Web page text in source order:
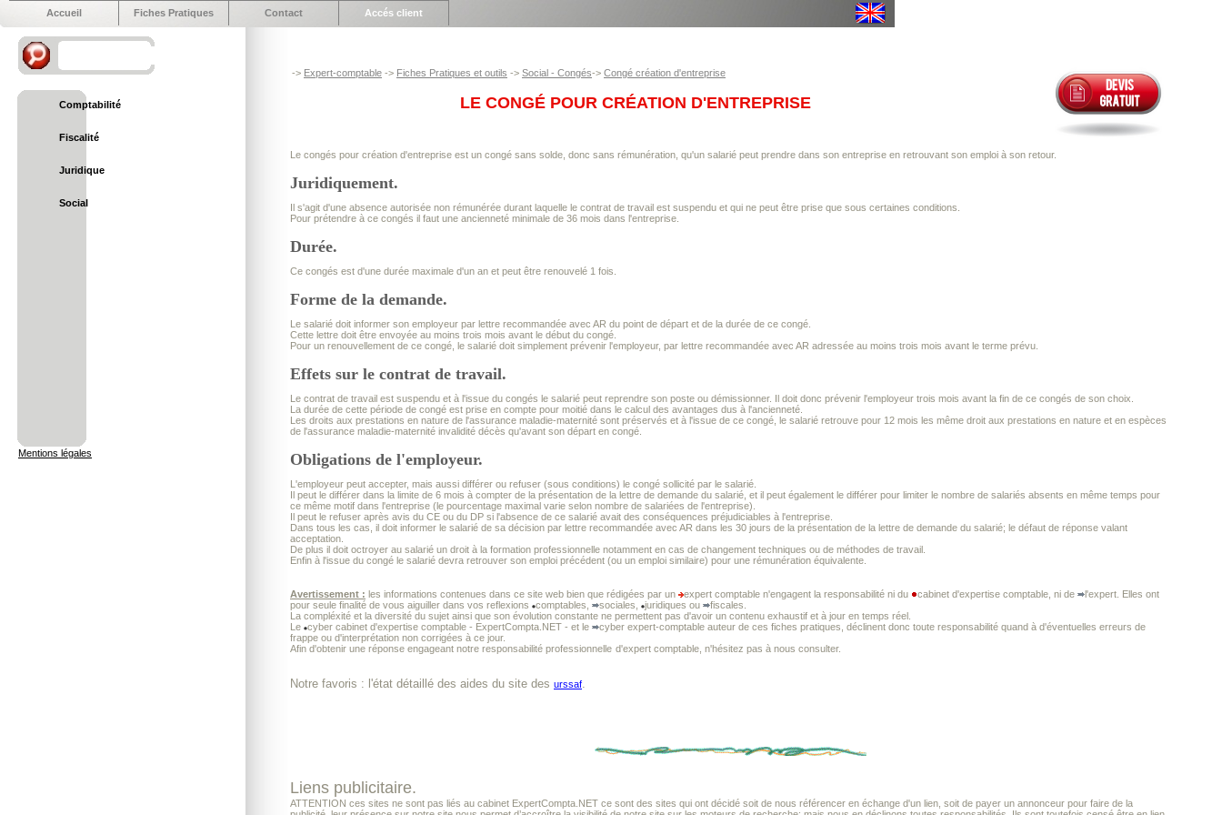
Accueil Fiches Pratiques Contact Accés client
Comptabilité
Fiscalité
Juridique
Social
Mentions légales
-> Expert-comptable -> Fiches Pratiques et outils -> Social - Congés-> Congé création d'entreprise
LE CONGÉ POUR CRÉATION D'ENTREPRISE
Le congés pour création d'entreprise est un congé sans solde, donc sans rémunération, qu'un salarié peut prendre dans son entreprise en retrouvant son emploi à son retour.
Juridiquement.
Il s'agit d'une absence autorisée non rémunérée durant laquelle le contrat de travail est suspendu et qui ne peut être prise que sous certaines conditions.
Pour prétendre à ce congés il faut une ancienneté minimale de 36 mois dans l'entreprise.
Durée.
Ce congés est d'une durée maximale d'un an et peut être renouvelé 1 fois.
Forme de la demande.
Le salarié doit informer son employeur par lettre recommandée avec AR du point de départ et de la durée de ce congé.
Cette lettre doit être envoyée au moins trois mois avant le début du congé.
Pour un renouvellement de ce congé, le salarié doit simplement prévenir l'employeur, par lettre recommandée avec AR adressée au moins trois mois avant le terme prévu.
Effets sur le contrat de travail.
Le contrat de travail est suspendu et à l'issue du congés le salarié peut reprendre son poste ou démissionner. Il doit donc prévenir l'employeur trois mois avant la fin de ce congés de son choix.
La durée de cette période de congé est prise en compte pour moitié dans le calcul des avantages dus à l'ancienneté.
Les droits aux prestations en nature de l'assurance maladie-maternité sont préservés et à l'issue de ce congé, le salarié retrouve pour 12 mois les même droit aux prestations en nature et en espèces
de l'assurance maladie-maternité invalidité décès qu'avant son départ en congé.
Obligations de l'employeur.
L'employeur peut accepter, mais aussi différer ou refuser (sous conditions) le congé sollicité par le salarié.
Il peut le différer dans la limite de 6 mois à compter de la présentation de la lettre de demande du salarié, et il peut également le différer pour limiter le nombre de salariés absents en même temps pour
ce même motif dans l'entreprise (le pourcentage maximal varie selon nombre de salariées de l'entreprise).
Il peut le refuser après avis du CE ou du DP si l'absence de ce salarié avait des conséquences préjudiciables à l'entreprise.
Dans tous les cas, il doit informer le salarié de sa décision par lettre recommandée avec AR dans les 30 jours de la présentation de la lettre de demande du salarié; le défaut de réponse valant
acceptation.
De plus il doit octroyer au salarié un droit à la formation professionnelle notamment en cas de changement techniques ou de méthodes de travail.
Enfin à l'issue du congé le salarié devra retrouver son emploi précédent (ou un emploi similaire) pour une rémunération équivalente.
Avertissement : les informations contenues dans ce site web bien que rédigées par un expert comptable n'engagent la responsabilité ni du cabinet d'expertise comptable, ni de
l'expert. Elles ont
pour seule finalité de vous aiguiller dans vos reflexions
comptables, sociales, juridiques ou
fiscales.
La compléxité et la diversité du sujet ainsi que son évolution constante ne permettent pas d'avoir un contenu exhaustif et à jour en temps réel.
Le cyber cabinet d'expertise comptable - ExpertCompta.NET - et le
cyber expert-comptable auteur de ces fiches pratiques, déclinent donc toute responsabilité quand à d'éventuelles erreurs de
frappe ou d'interprétation non corrigées à ce jour.
Afin d'obtenir une réponse engageant notre responsabilité professionnelle d'expert comptable, n'hésitez pas à nous consulter.
Notre favoris : l'état détaillé des aides du site des urssaf.
Liens publicitaire.
ATTENTION ces sites ne sont pas liés au cabinet ExpertCompta.NET ce sont des sites qui ont décidé soit de nous référencer en échange d'un lien, soit de payer un annonceur pour faire de la